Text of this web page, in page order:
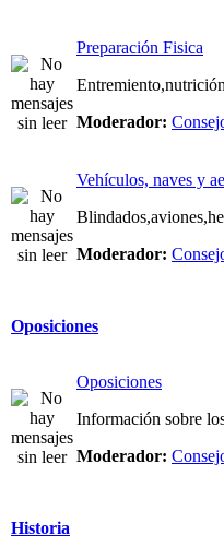
Preparación Fisica
Moderador:
Vehículos, naves y
Moderador:
Oposiciones
Oposiciones
Información sobre
Moderador:
Historia